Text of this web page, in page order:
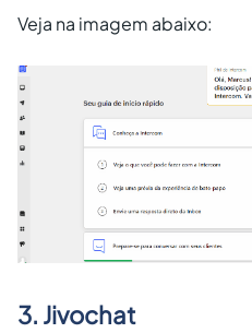
Veja na imagem abaixo:
3. Jivochat